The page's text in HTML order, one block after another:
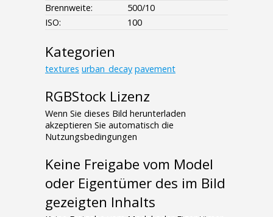
Brennweite:
500/10
ISO:
100
Kategorien
textures urban_decay pavement
RGBStock Lizenz
Wenn Sie dieses Bild herunterladen
akzeptieren Sie automatisch die
Nutzungsbedingungen
Keine Freigabe vom Model
oder Eigentümer des im Bild
gezeigten Inhalts